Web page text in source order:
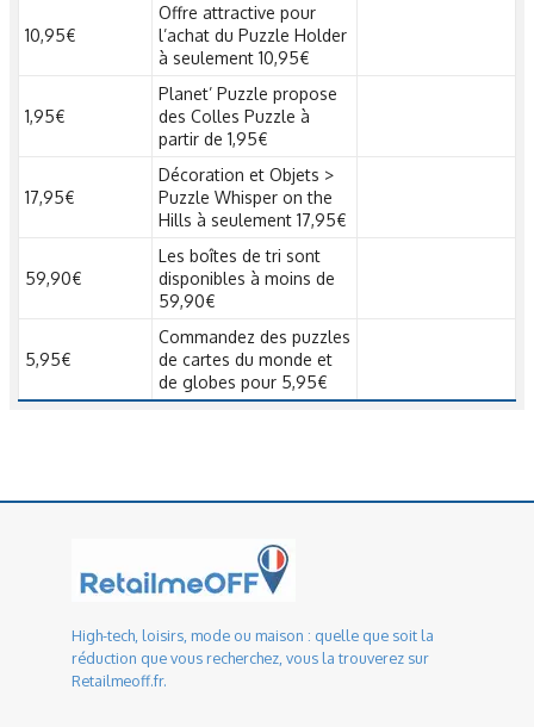
10,95€
Offre attractive pour
l’achat du Puzzle Holder
à seulement 10,95€
1,95€
Planet’ Puzzle propose
des Colles Puzzle à
partir de 1,95€
17,95€
Décoration et Objets >
Puzzle Whisper on the
Hills à seulement 17,95€
59,90€
Les boîtes de tri sont
disponibles à moins de
59,90€
5,95€
Commandez des puzzles
de cartes du monde et
de globes pour 5,95€
High-tech, loisirs, mode ou maison : quelle que soit la
réduction que vous recherchez, vous la trouverez sur
Retailmeoff.fr.